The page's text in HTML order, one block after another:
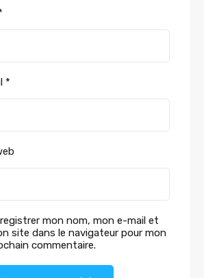
*
mon nom, mon e-mail et
site dans le navigateur pour mon
commentaire.